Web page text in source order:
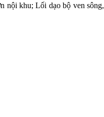
nội khu; Lối dạo bộ ven sông,